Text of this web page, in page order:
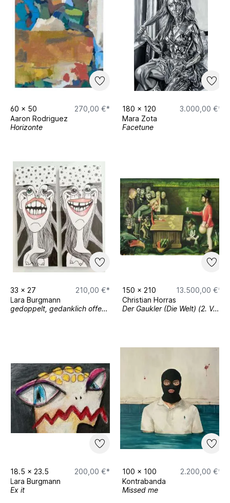
60 x 50
270,00 €*
Aaron Rodriguez
Horizonte
180 x 120
3.000,00 €*
Mara Zota
Facetune
33 x 27
210,00 €*
Lara Burgmann
gedoppelt, gedanklich offen geblieben
150 x 210
13.500,00 €*
Christian Horras
Der Gaukler (Die Welt) (2. Version)
18.5 x 23.5
200,00 €*
Lara Burgmann
Ex it
100 x 100
2.200,00 €*
Kontrabanda
Missed me